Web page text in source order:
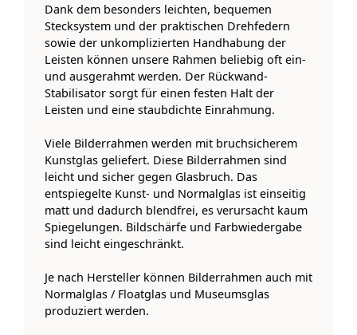
Dank dem besonders leichten, bequemen
Stecksystem und der praktischen Drehfedern
sowie der unkomplizierten Handhabung der
Leisten können unsere Rahmen beliebig oft ein-
und ausgerahmt werden. Der Rückwand-
Stabilisator sorgt für einen festen Halt der
Leisten und eine staubdichte Einrahmung.
Viele Bilderrahmen werden mit bruchsicherem
Kunstglas geliefert. Diese Bilderrahmen sind
leicht und sicher gegen Glasbruch. Das
entspiegelte Kunst- und Normalglas ist einseitig
matt und dadurch blendfrei, es verursacht kaum
Spiegelungen. Bildschärfe und Farbwiedergabe
sind leicht eingeschränkt.
Je nach Hersteller können Bilderrahmen auch mit
Normalglas / Floatglas und Museumsglas
produziert werden.